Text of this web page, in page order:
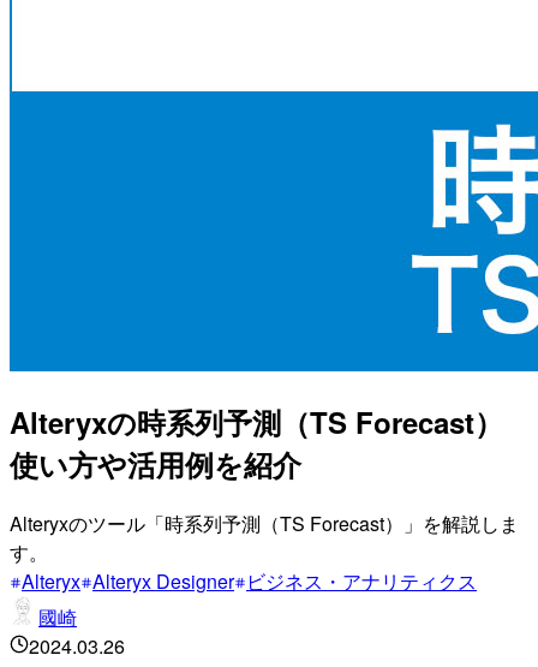
Alteryxの時系列予測（TS Forecast）
使い方や活用例を紹介
Alteryxのツール「時系列予測（TS Forecast）」を解説しま
す。
Alteryx Alteryx Designer ビジネス・アナリティクス
國崎
2024.03.26